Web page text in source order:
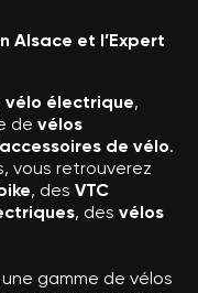
Alsace et l’Expert
vélo électrique,
de vélos
accessoires de vélo.
vous retrouverez
, des VTC
, des vélos
gamme de vélos